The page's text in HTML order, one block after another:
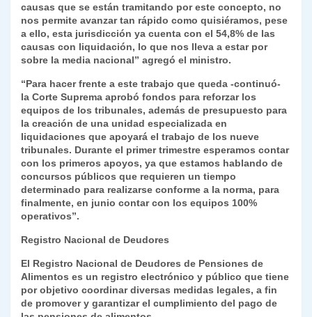
causas que se están tramitando por este concepto, no
nos permite avanzar tan rápido como quisiéramos, pese
a ello, esta jurisdicción ya cuenta con el 54,8% de las
causas con liquidación, lo que nos lleva a estar por
sobre la media nacional” agregó el ministro.
“Para hacer frente a este trabajo que queda -continuó-
la Corte Suprema aprobó fondos para reforzar los
equipos de los tribunales, además de presupuesto para
la creación de una unidad especializada en
liquidaciones que apoyará el trabajo de los nueve
tribunales. Durante el primer trimestre esperamos contar
con los primeros apoyos, ya que estamos hablando de
concursos públicos que requieren un tiempo
determinado para realizarse conforme a la norma, para
finalmente, en junio contar con los equipos 100%
operativos”.
Registro Nacional de Deudores
El Registro Nacional de Deudores de Pensiones de
Alimentos es un registro electrónico y público que tiene
por objetivo coordinar diversas medidas legales, a fin
de promover y garantizar el cumplimiento del pago de